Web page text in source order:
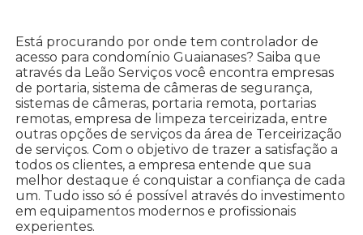
Está procurando por onde tem controlador de
acesso para condomínio Guaianases? Saiba que
através da Leão Serviços você encontra empresas
de portaria, sistema de câmeras de segurança,
sistemas de câmeras, portaria remota, portarias
remotas, empresa de limpeza terceirizada, entre
outras opções de serviços da área de Terceirização
de serviços. Com o objetivo de trazer a satisfação a
todos os clientes, a empresa entende que sua
melhor destaque é conquistar a confiança de cada
um. Tudo isso só é possível através do investimento
em equipamentos modernos e profissionais
experientes.